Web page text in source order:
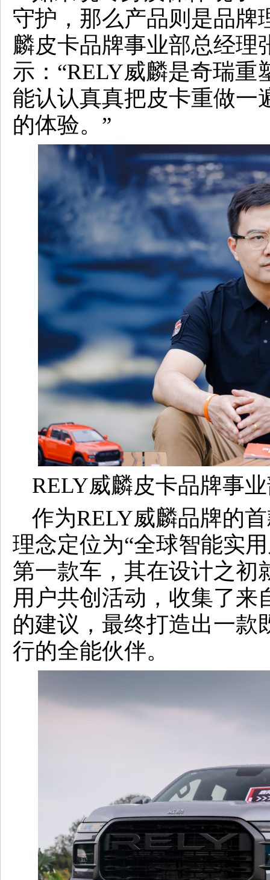
守护，那么产品则是品牌
麟皮卡品牌事业部总经理
示：“RELY威麟是奇瑞重
能认认真真把皮卡重做一
的体验。”
RELY威麟皮卡品牌事
作为RELY威麟品牌的
理念定位为“全球智能实
第一款车，其在设计之初
用户共创活动，收集了来
的建议，最终打造出一款
行的全能伙伴。